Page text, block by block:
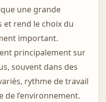
une grande
rend le choix du
important.
principalement sur
souvent dans des
rythme de travail
l’environnement.